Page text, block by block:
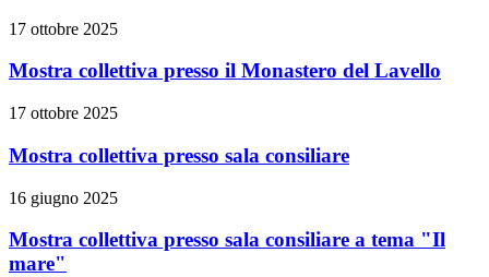
17 ottobre 2025
Mostra collettiva presso il Monastero del Lavello
17 ottobre 2025
Mostra collettiva presso sala consiliare
16 giugno 2025
Mostra collettiva presso sala consiliare a tema "Il
mare"